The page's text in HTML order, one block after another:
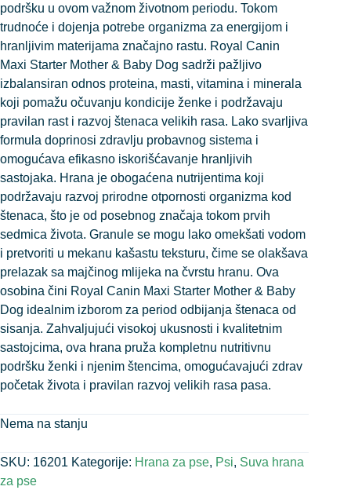
podršku u ovom važnom životnom periodu. Tokom
trudnoće i dojenja potrebe organizma za energijom i
hranljivim materijama značajno rastu. Royal Canin
Maxi Starter Mother & Baby Dog sadrži pažljivo
izbalansiran odnos proteina, masti, vitamina i minerala
koji pomažu očuvanju kondicije ženke i podržavaju
pravilan rast i razvoj štenaca velikih rasa. Lako svarljiva
formula doprinosi zdravlju probavnog sistema i
omogućava efikasno iskorišćavanje hranljivih
sastojaka. Hrana je obogaćena nutrijentima koji
podržavaju razvoj prirodne otpornosti organizma kod
štenaca, što je od posebnog značaja tokom prvih
sedmica života. Granule se mogu lako omekšati vodom
i pretvoriti u mekanu kašastu teksturu, čime se olakšava
prelazak sa majčinog mlijeka na čvrstu hranu. Ova
osobina čini Royal Canin Maxi Starter Mother & Baby
Dog idealnim izborom za period odbijanja štenaca od
sisanja. Zahvaljujući visokoj ukusnosti i kvalitetnim
sastojcima, ova hrana pruža kompletnu nutritivnu
podršku ženki i njenim štencima, omogućavajući zdrav
početak života i pravilan razvoj velikih rasa pasa.
Nema na stanju
SKU: 16201 Kategorije: Hrana za pse, Psi, Suva hrana
za pse